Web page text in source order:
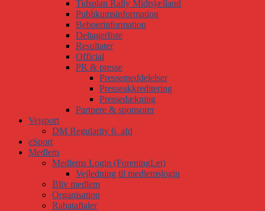
Tidsplan Rally Midtsjælland
Publikumsinformation
Beboerinformation
Deltagerliste
Resultater
Official
PR & presse
Pressemeddelelser
Presseakkreditering
Pressedækning
Partnere & sponsorer
Vejsport
DM Regularity 6. afd
eSport
Medlem
Medlems Login (ForeningLet)
Vejledning til medlemslogin
Bliv medlem
Organisation
Rabataftaler